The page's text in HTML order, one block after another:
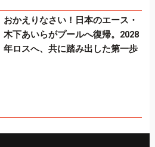
おかえりなさい！日本のエース・
木下あいらがプールへ復帰。2028
年ロスへ、共に踏み出した第一歩